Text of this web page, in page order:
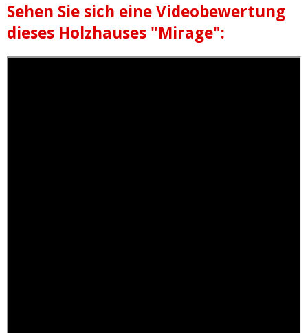
Sehen Sie sich eine Videobewertung
dieses Holzhauses "Mirage":